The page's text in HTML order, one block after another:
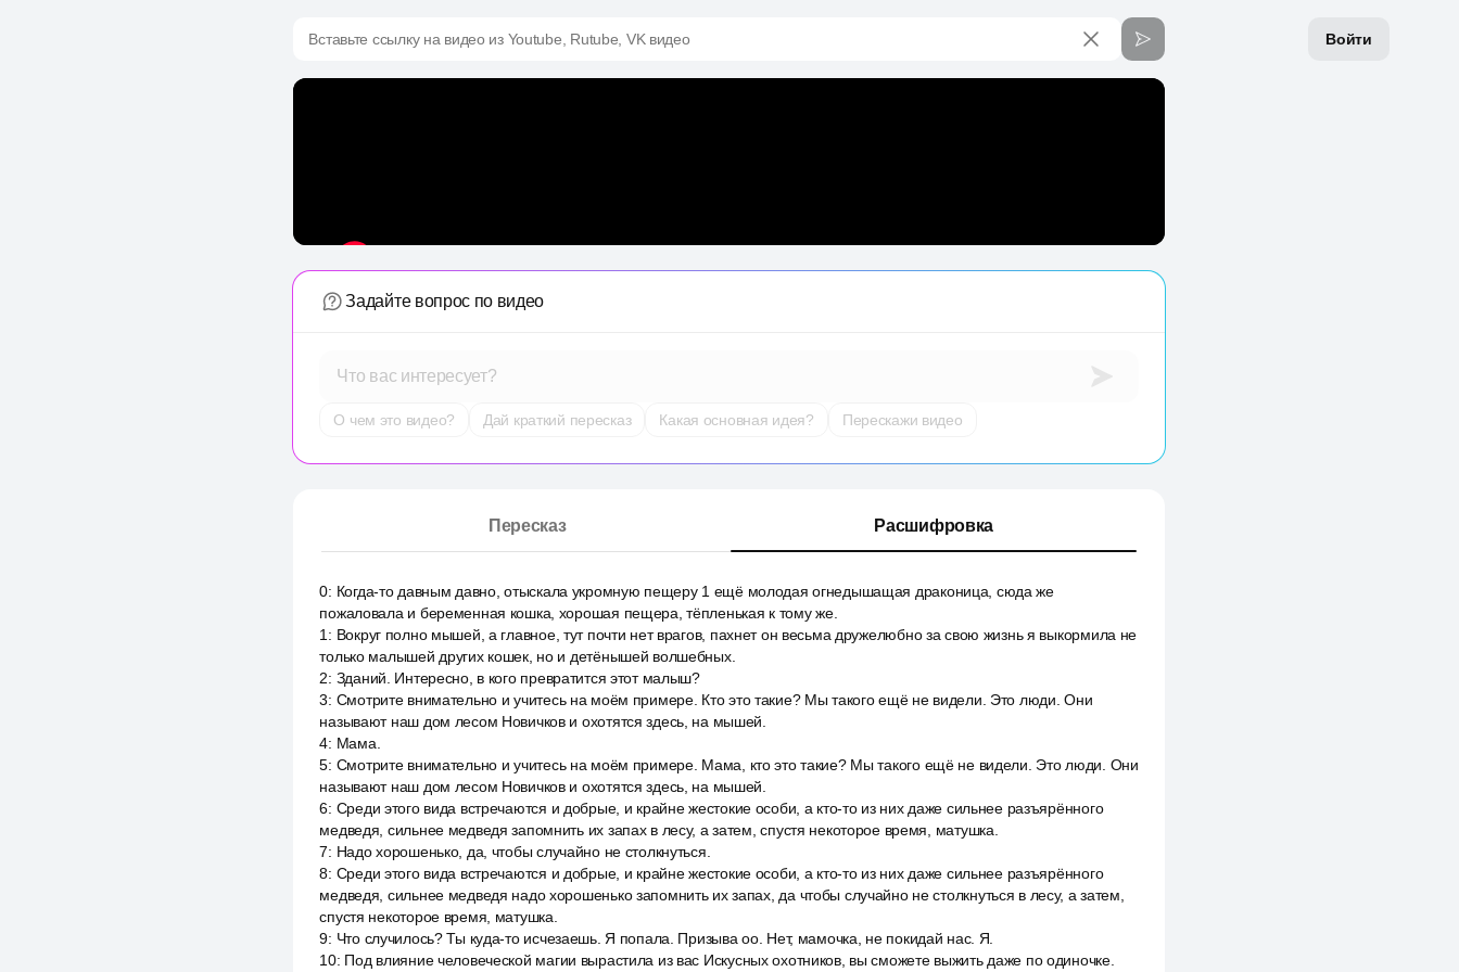
Войти
Вставьте ссылку на видео из Youtube, Rutube, VK видео
Задайте вопрос по видео
Что вас интересует?
О чем это видео? Дай краткий пересказ Какая основная идея? Перескажи видео
Пересказ Расшифровка
0: Когда-то давным давно, отыскала укромную пещеру 1 ещё молодая огнедышащая драконица, сюда же
пожаловала и беременная кошка, хорошая пещера, тёпленькая к тому же.
1 : Вокруг полно мышей, а главное, тут почти нет врагов, пахнет он весьма дружелюбно за свою жизнь я выкормила не
только малышей других кошек, но и детёнышей волшебных.
2: Зданий. Интересно, в кого превратится этот малыш?
3: Смотрите внимательно и учитесь на моём примере. Кто это такие? Мы такого ещё не видели. Это люди. Они
называют наш дом лесом Новичков и охотятся здесь, на мышей.
4: Мама.
5: Смотрите внимательно и учитесь на моём примере. Мама, кто это такие? Мы такого ещё не видели. Это люди. Они
называют наш дом лесом Новичков и охотятся здесь, на мышей.
6: Среди этого вида встречаются и добрые, и крайне жестокие особи, а кто-то из них даже сильнее разъярённого
медведя, сильнее медведя запомнить их запах в лесу, а затем, спустя некоторое время, матушка.
7: Надо хорошенько, да, чтобы случайно не столкнуться.
8: Среди этого вида встречаются и добрые, и крайне жестокие особи, а кто-то из них даже сильнее разъярённого
медведя, сильнее медведя надо хорошенько запомнить их запах, да чтобы случайно не столкнуться в лесу, а затем,
спустя некоторое время, матушка.
9: Что случилось? Ты куда-то исчезаешь. Я попала. Призыва оо. Нет, мамочка, не покидай нас. Я.
10: Под влияние человеческой магии вырастила из вас Искусных охотников, вы сможете выжить даже по одиночке.